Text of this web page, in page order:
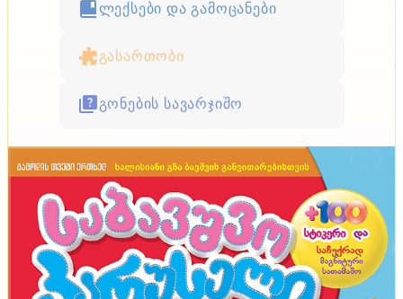
ლექსები და გამოცანები
გასართობი
გონების სავარჯიშო